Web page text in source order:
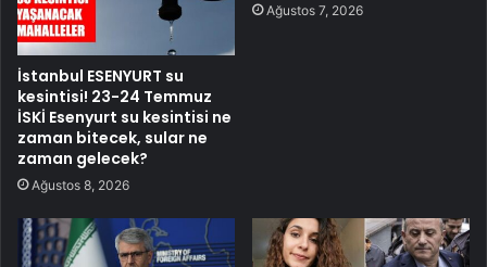
İstanbul ESENYURT su
kesintisi! 23-24 Temmuz
İSKİ Esenyurt su kesintisi ne
zaman bitecek, sular ne
zaman gelecek?
Ağustos 8, 2026
Ağustos 7, 2026